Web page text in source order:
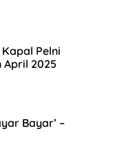
Pelni
2025
Bayar’ –